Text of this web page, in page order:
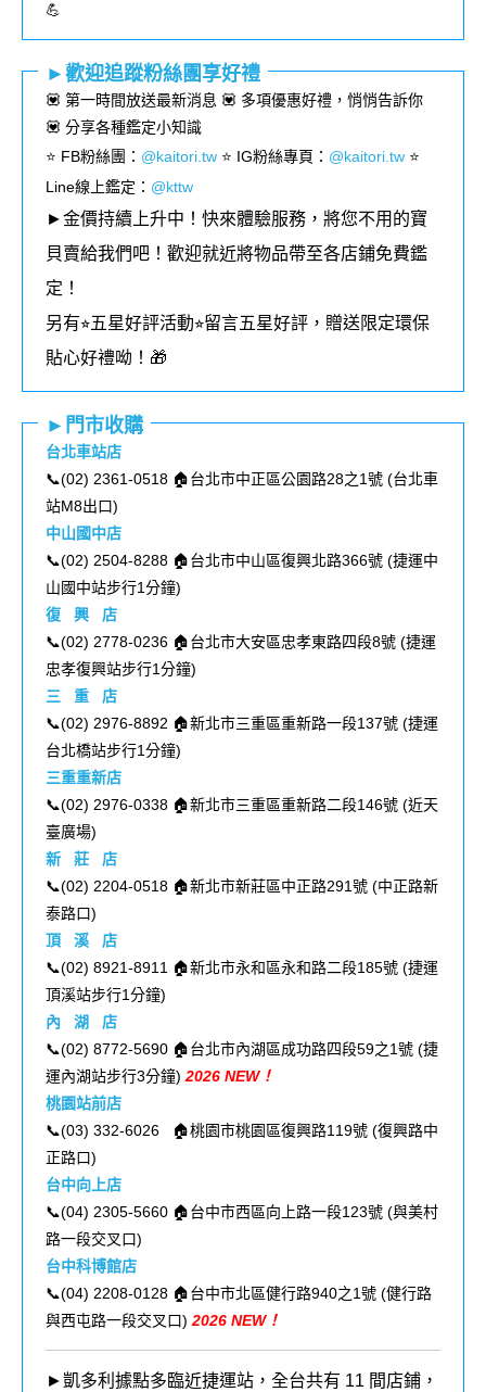
💪
►歡迎追蹤粉絲團享好禮
💟 第一時間放送最新消息 💟 多項優惠好禮，悄悄告訴你
💟 分享各種鑑定小知識
⭐️ FB粉絲團 ： @kaitori.tw ⭐️ IG粉絲專頁 ： @kaitori.tw ⭐️
Line線上鑑定： @kttw
►金價持續上升中！快來體驗服務，將您不用的寶
貝賣給我們吧！歡迎就近將物品帶至各店鋪免費鑑
定！
另有⭐︎五星好評活動⭐︎留言五星好評，贈送限定環保
貼心好禮呦！🎁
►門市收購
台北車站店
📞(02) 2361-0518 🏠台北市中正區公園路28之1號 (台北車
站M8出口)
中山國中店
📞(02) 2504-8288 🏠台北市中山區復興北路366號 (捷運中
山國中站步行1分鐘)
復 興 店
📞(02) 2778-0236 🏠台北市大安區忠孝東路四段8號 (捷運
忠孝復興站步行1分鐘)
三 重 店
📞(02) 2976-8892 🏠新北市三重區重新路一段137號 (捷運
台北橋站步行1分鐘)
三重重新店
📞(02) 2976-0338 🏠新北市三重區重新路二段146號 (近天
臺廣場)
新 莊 店
📞(02) 2204-0518 🏠新北市新莊區中正路291號 (中正路新
泰路口)
頂 溪 店
📞(02) 8921-8911 🏠新北市永和區永和路二段185號 (捷運
頂溪站步行1分鐘)
內 湖 店
📞(02) 8772-5690 🏠台北市內湖區成功路四段59之1號 (捷
運內湖站步行3分鐘) 2026 NEW！
桃園站前店
📞(03) 332-6026 🏠桃園市桃園區復興路119號 (復興路中
正路口)
台中向上店
📞(04) 2305-5660 🏠台中市西區向上路一段123號 (與美村
路一段交叉口)
台中科博館店
📞(04) 2208-0128 🏠台中市北區健行路940之1號 (健行路
與西屯路一段交叉口) 2026 NEW！
►凱多利據點多臨近捷運站，全台共有 11 間店鋪，